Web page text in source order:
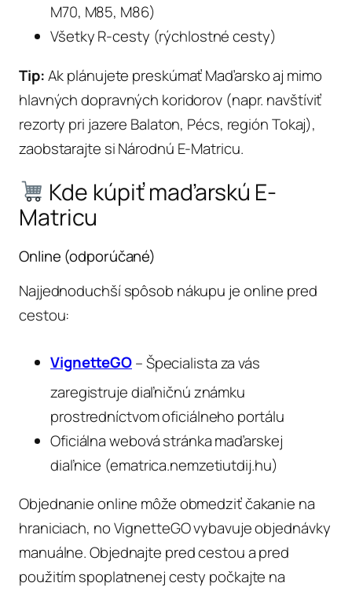
M70, M85, M86)
Všetky R-cesty (rýchlostné cesty)
Tip:Ak plánujete preskúmať Maďarsko aj mimo
hlavných dopravných koridorov (napr. navštíviť
rezorty pri jazere Balaton, Pécs, región Tokaj),
zaobstarajte si Národnú E-Matricu.
Kde kúpiť maďarskú E-
Matricu
Online (odporúčané)
Najjednoduchší spôsob nákupu je online pred
cestou:
VignetteGO– Špecialista za vás
zaregistruje diaľničnú známku
prostredníctvom oficiálneho portálu
Oficiálna webová stránka maďarskej
diaľnice (ematrica.nemzetiutdij.hu)
Objednanie online môže obmedziť čakanie na
hraniciach, no VignetteGO vybavuje objednávky
manuálne. Objednajte pred cestou a pred
použitím spoplatnenej cesty počkajte na